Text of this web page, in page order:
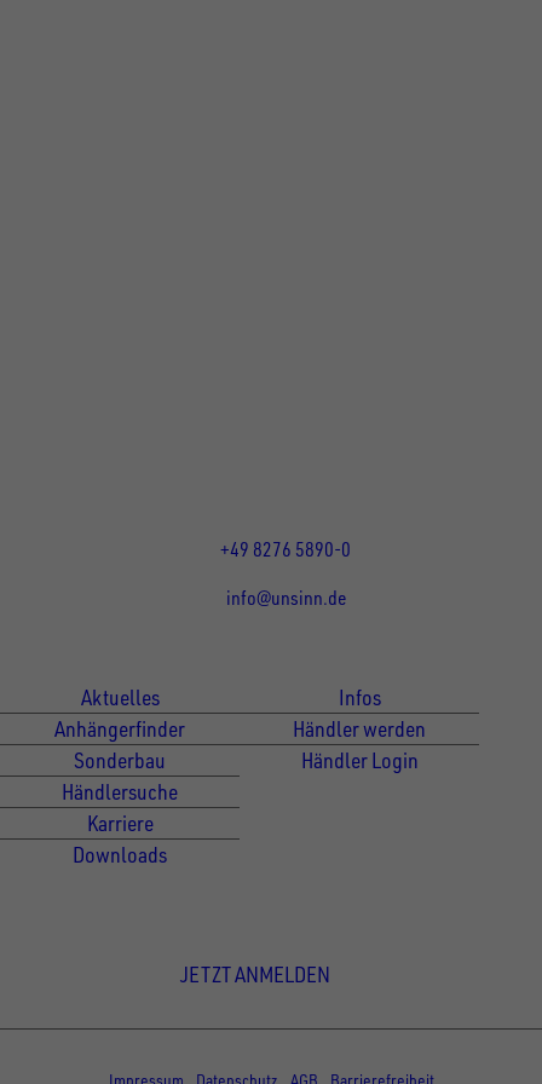
+49 8276 5890-0
info@unsinn.de
Aktuelles
Anhängerfinder
Sonderbau
Händlersuche
Karriere
Downloads
Infos
Händler werden
Händler Login
JETZT ANMELDEN
Impressum
Datenschutz AGB Barrierefreiheit